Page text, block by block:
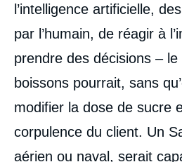
l’intelligence artificielle,
par l’humain, de réagir à
prendre des décisions –
boissons pourrait, sans
modifier la dose de sucre
corpulence du client. Un
aérien ou naval, serait